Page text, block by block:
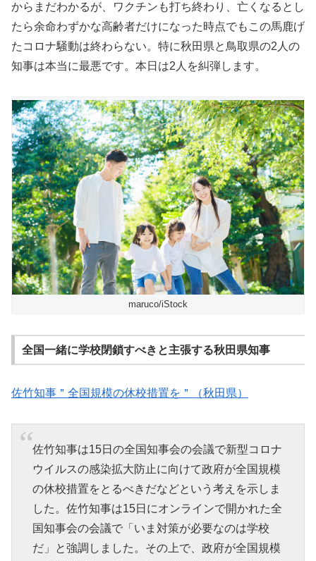
からまだわかるが、ワクチンも打ち終わり、亡くなるとし
たら余命わずかな高齢者だけになった時点でもこの馬鹿げ
たコロナ騒動は終わらない。特に秋田県と鳥取県の2人の
知事は本当に最悪です。本日は2人を糾弾します。
maruco/iStock
全国一緒に学校閉鎖すべきと主張する秋田県知事
佐竹知事＂全国規模の休校措置を＂（秋田県）
佐竹知事は15日の全国知事会の会議で新型コロナ
ウイルスの感染拡大防止に向けて政府が全国規模
の休校措置をとるべきだなどという考えを示しま
した。佐竹知事は15日にオンラインで開かれた全
国知事会の会議で「いま対策が必要なのは学校
だ」と強調しました。その上で、政府が全国規模